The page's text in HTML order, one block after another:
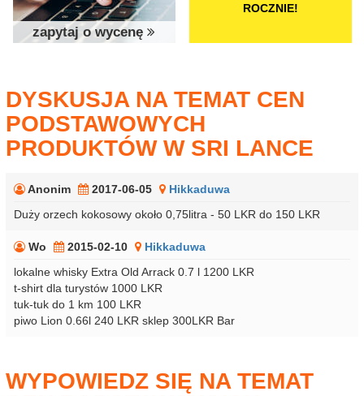
zapytaj o wycenę
ROCZNIE!
DYSKUSJA NA TEMAT CEN
PODSTAWOWYCH
PRODUKTÓW W SRI LANCE
Anonim 2017-06-05
Hikkaduwa
Duży orzech kokosowy około 0,75litra - 50 LKR do 150 LKR
Wo 2015-02-10
Hikkaduwa
lokalne whisky Extra Old Arrack 0.7 l 1200 LKR
t-shirt dla turystów 1000 LKR
tuk-tuk do 1 km 100 LKR
piwo Lion 0.66l 240 LKR sklep 300LKR Bar
WYPOWIEDZ SIĘ NA TEMAT